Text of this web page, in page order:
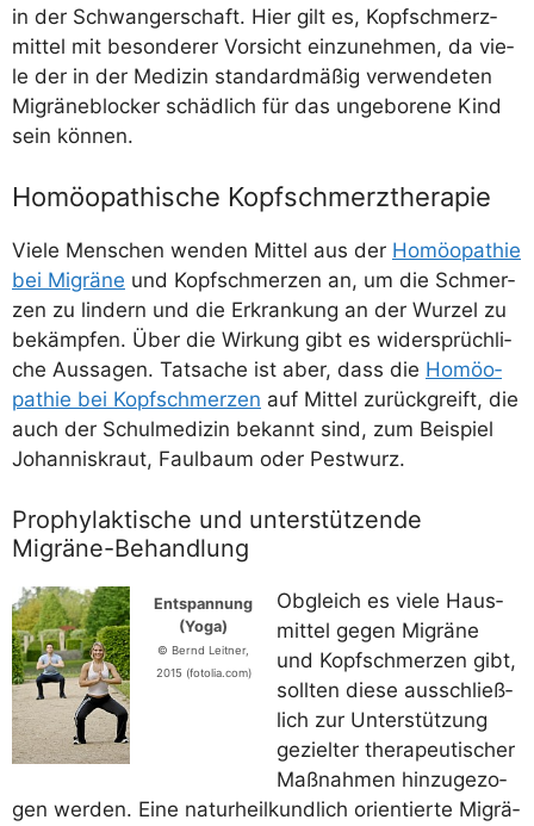
in der Schwan­ger­schaft. Hier gilt es, Kopf­schmerz­
mit­tel mit beson­de­rer Vor­sicht ein­zu­neh­men, da vie­
le der in der Medi­zin stan­dard­mä­ßig ver­wen­de­ten
Migrä­ne­blo­cker schäd­lich für das unge­bo­re­ne Kind
sein können.
Homöopathische Kopfschmerztherapie
Vie­le Men­schen wen­den Mit­tel aus der Homöo­pa­thie
bei Migrä­ne und Kopf­schmer­zen an, um die Schmer­
zen zu lin­dern und die Erkran­kung an der Wur­zel zu
bekämp­fen. Über die Wir­kung gibt es wider­sprüch­li­
che Aus­sa­gen. Tat­sa­che ist aber, dass die Homöo­
pa­thie bei Kopf­schmer­zen auf Mit­tel zurück­greift, die
auch der Schul­me­di­zin bekannt sind, zum Bei­spiel
Johan­nis­kraut, Faul­baum oder Pestwurz.
Prophylaktische und unterstützende
Migräne-Behandlung
Ent­span­nung
(Yoga)
© Bernd Leit­ner,
2015 (fotolia.com)
Obgleich es vie­le Haus­
mit­tel gegen Migrä­ne
und Kopf­schmer­zen gibt,
soll­ten die­se aus­schließ­
lich zur Unter­stüt­zung
geziel­ter the­ra­peu­ti­scher
Maß­nah­men hin­zu­ge­zo­
gen wer­den. Eine natur­heil­kund­lich ori­en­tier­te Migrä­